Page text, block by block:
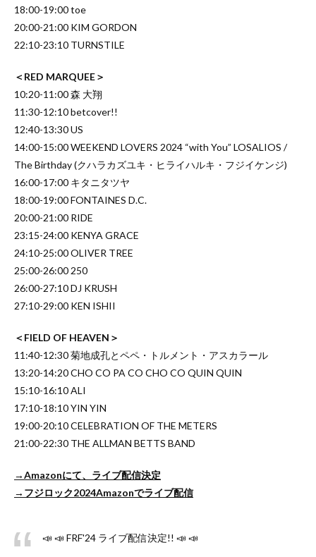
18:00-19:00 toe
20:00-21:00 KIM GORDON
22:10-23:10 TURNSTILE
＜RED MARQUEE＞
10:20-11:00 森 大翔
11:30-12:10 betcover!!
12:40-13:30 US
14:00-15:00 WEEKEND LOVERS 2024 “with You” LOSALIOS /
The Birthday (クハラカズユキ・ヒライハルキ・フジイケンジ)
16:00-17:00 キタニタツヤ
18:00-19:00 FONTAINES D.C.
20:00-21:00 RIDE
23:15-24:00 KENYA GRACE
24:10-25:00 OLIVER TREE
25:00-26:00 250
26:00-27:10 DJ KRUSH
27:10-29:00 KEN ISHII
＜FIELD OF HEAVEN＞
11:40-12:30 菊地成孔とペペ・トルメント・アスカラール
13:20-14:20 CHO CO PA CO CHO CO QUIN QUIN
15:10-16:10 ALI
17:10-18:10 YIN YIN
19:00-20:10 CELEBRATION OF THE METERS
21:00-22:30 THE ALLMAN BETTS BAND
→Amazonにて、ライブ配信決定
→フジロック2024Amazonでライブ配信
📣 📣 FRF'24 ライブ配信決定!! 📣 📣